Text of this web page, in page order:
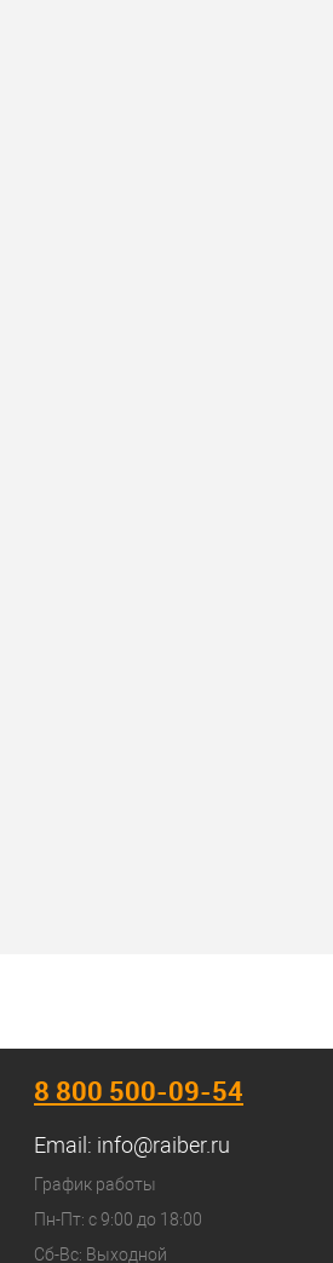
8 800 500-09-54
Email: info@raiber.ru
График работы
Пн-Пт: с 9:00 до 18:00
Сб-Вс: Выходной